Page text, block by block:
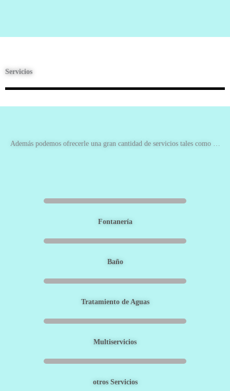
Servicios
Además podemos ofrecerle una gran cantidad de servicios tales como …
Fontanería
Baño
Tratamiento de Aguas
Multiservicios
otros Servicios